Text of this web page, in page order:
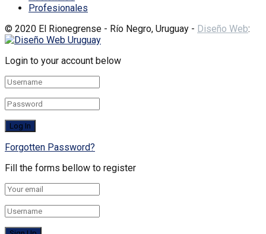
Profesionales
© 2020 El Rionegrense - Río Negro, Uruguay - Diseño Web:
Login to your account below
Forgotten Password?
Fill the forms bellow to register